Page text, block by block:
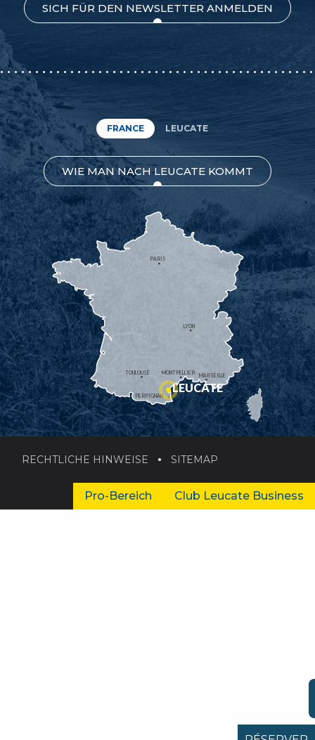
SICH FÜR DEN NEWSLETTER ANMELDEN
FRANCE LEUCATE
WIE MAN NACH LEUCATE KOMMT
MONTPELLIER
PERPIGNAN
MARSEILLE
TOULOUSE
LYON
PARIS
LEUCATE
RECHTLICHE HINWEISE SITEMAP
Pro-Bereich Club Leucate Business